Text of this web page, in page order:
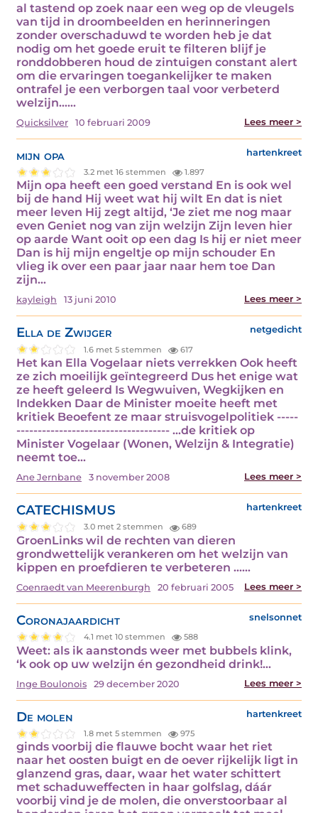
al tastend op zoek naar een weg op de vleugels
van tijd in droombeelden en herinneringen
zonder overschaduwd te worden heb je dat
nodig om het goede eruit te filteren blijf je
ronddobberen houd de zintuigen constant alert
om die ervaringen toegankelijker te maken
ontrafel je een verborgen taal voor verbeterd
welzijn……
Quicksilver 10 februari 2009 Lees meer >
mijn opa hartenkreet
3.2 met 16 stemmen 1.897
Mijn opa heeft een goed verstand En is ook wel
bij de hand Hij weet wat hij wilt En dat is niet
meer leven Hij zegt altijd, ‘Je ziet me nog maar
even Geniet nog van zijn welzijn Zijn leven hier
op aarde Want ooit op een dag Is hij er niet meer
Dan is hij mijn engeltje op mijn schouder En
vlieg ik over een paar jaar naar hem toe Dan
zijn…
kayleigh 13 juni 2010 Lees meer >
Ella de Zwijger netgedicht
1.6 met 5 stemmen 617
Het kan Ella Vogelaar niets verrekken Ook heeft
ze zich moeilijk geïntegreerd Dus het enige wat
ze heeft geleerd Is Wegwuiven, Wegkijken en
Indekken Daar de Minister moeite heeft met
kritiek Beoefent ze maar struisvogelpolitiek -----
------------------------------------ …de kritiek op
Minister Vogelaar (Wonen, Welzijn & Integratie)
neemt toe…
Ane Jernbane 3 november 2008 Lees meer >
CATECHISMUS hartenkreet
3.0 met 2 stemmen 689
GroenLinks wil de rechten van dieren
grondwettelijk verankeren om het welzijn van
kippen en proefdieren te verbeteren ...…
Coenraedt van Meerenburgh 20 februari 2005 Lees meer >
Coronajaardicht snelsonnet
4.1 met 10 stemmen 588
Weet: als ik aanstonds weer met bubbels klink,
‘k ook op uw welzijn én gezondheid drink!…
Inge Boulonois 29 december 2020 Lees meer >
De molen hartenkreet
1.8 met 5 stemmen 975
ginds voorbij die flauwe bocht waar het riet
naar het oosten buigt en de oever rijkelijk ligt in
glanzend gras, daar, waar het water schittert
met schaduweffecten in haar golfslag, dáár
voorbij vind je de molen, die onverstoorbaar al